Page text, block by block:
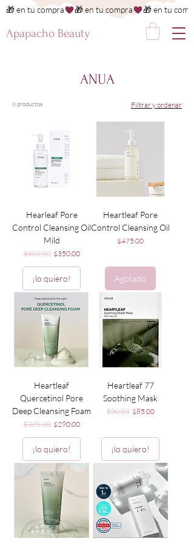
Apapacho Beauty
🎁 en tu compra
ANUA
8 productos Filtrar y ordenar
Hearleaf Pore
Control Cleansing Oil
Mild
Precio
$450.00 Precio de oferta
$350.00
¡lo quiero!
Heartleaf Pore
Control Cleansing Oil
Precio
$475.00
Agotado
Heartleaf
Quercetinol Pore
Deep Cleansing Foam
Precio
$325.00 Precio de oferta
$290.00
¡lo quiero!
Heartleaf 77
Soothing Mask
Precio
$90.00 Precio de oferta
$85.00
¡lo quiero!